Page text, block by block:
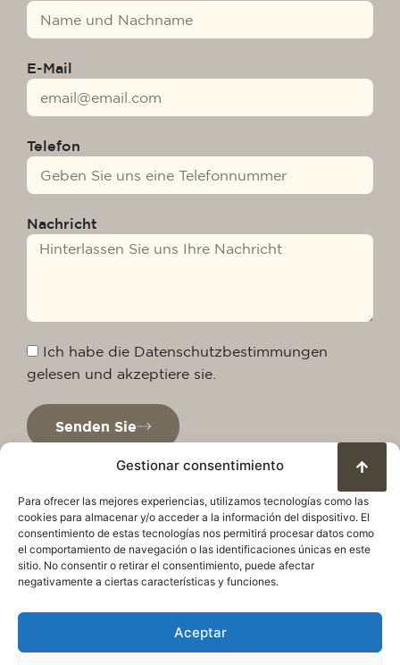
Gestionar consentimiento
Para ofrecer las mejores experiencias, utilizamos tecnologías como las
cookies para almacenar y/o acceder a la información del dispositivo. El
consentimiento de estas tecnologías nos permitirá procesar datos como
el comportamiento de navegación o las identificaciones únicas en este
sitio. No consentir o retirar el consentimiento, puede afectar
negativamente a ciertas características y funciones.
Aceptar
E-Mail
Telefon
Nachricht
Ich habe die Datenschutzbestimmungen
gelesen und akzeptiere sie.
Senden Sie